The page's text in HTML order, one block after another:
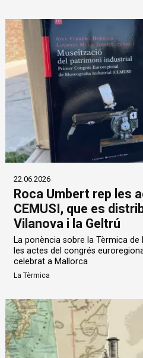
22.06.2026
Roca Umbert rep les
CEMUSI, que es
Vilanova i la Geltrú
La ponència sobre la Tèrmica
les actes del congrés
celebrat a Mallorca
La Tèrmica